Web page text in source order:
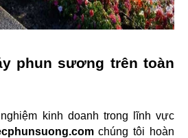
phun sương trên toàn
kinh doanh trong lĩnh vực
chúng tôi hoàn